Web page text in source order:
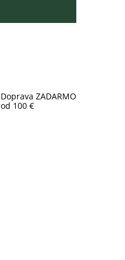
Doprava ZADARMO
od 100 €